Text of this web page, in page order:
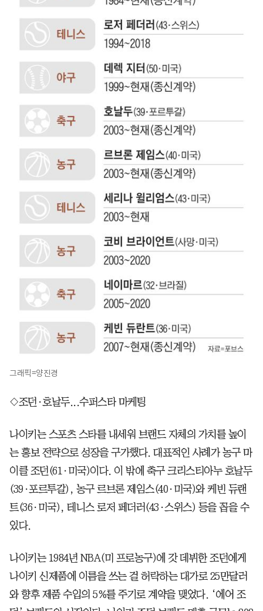
그래픽=양진경
◇조던·호날두...수퍼스타 마케팅
나이키는 스포츠 스타를 내세워 브랜드 자체의 가치를 높이
는 홍보 전략으로 성장을 구가했다. 대표적인 사례가 농구 마
이클 조던(61·미국)이다. 이 밖에 축구 크리스티아누 호날두
(39·포르투갈), 농구 르브론 제임스(40·미국)와 케빈 듀랜
트(36·미국), 테니스 로저 페더러(43·스위스) 등을 꼽을 수
있다.
나이키는 1984년 NBA(미 프로농구)에 갓 데뷔한 조던에게
나이키 신제품에 이름을 쓰는 걸 허락하는 대가로 25만달러
와 향후 제품 수입의 5%를 주기로 계약을 맺었다. ‘에어 조